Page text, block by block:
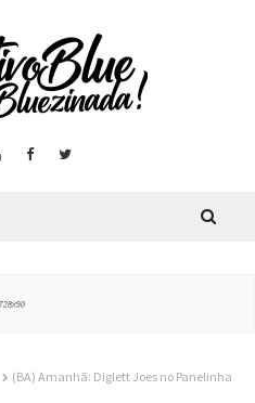
(BA) Amanhã: Diglett Joes no Panelinha